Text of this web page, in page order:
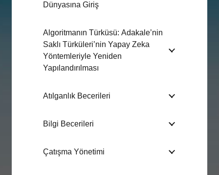
Dünyasına Giriş
Algoritmanın Türküsü: Adakale’nin
Saklı Türküleri’nin Yapay Zeka
Yöntemleriyle Yeniden
Yapılandırılması
Atılganlık Becerileri
Bilgi Becerileri
Çatışma Yönetimi